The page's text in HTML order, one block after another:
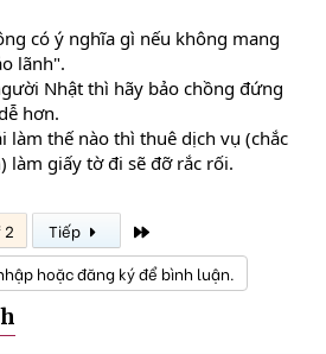
có ý nghĩa gì nếu không mang
lãnh".
Nhật thì hãy bảo chồng đứng
hơn.
làm thế nào thì thuê dịch vụ (chắc
làm giấy tờ đi sẽ đỡ rắc rối.
2 Tiếp
hoặc đăng ký để bình luận.